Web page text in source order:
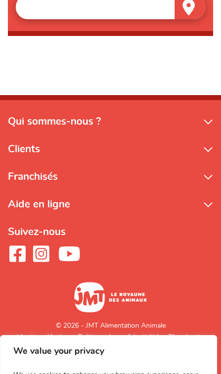
We value your privacy
Qui sommes-nous ?
Clients
Franchisés
Aide en ligne
Suivez-nous
© 2026 - JMT Alimentation Animale
Mentions légales
Politique de confidentialité Plan du site